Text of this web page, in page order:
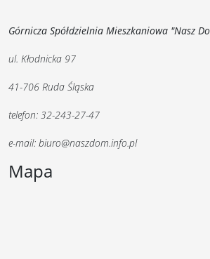
Górnicza Spółdzielnia Mieszkaniowa "Nasz
ul. Kłodnicka 97
41-706 Ruda Śląska
telefon: 32-243-27-47
e-mail: biuro@naszdom.info.pl
Mapa